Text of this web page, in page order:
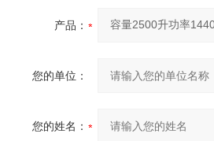
产品：
您的单位：
您的姓名：